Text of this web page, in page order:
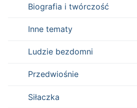
Biografia i twórczość
Inne tematy
Ludzie bezdomni
Przedwiośnie
Siłaczka